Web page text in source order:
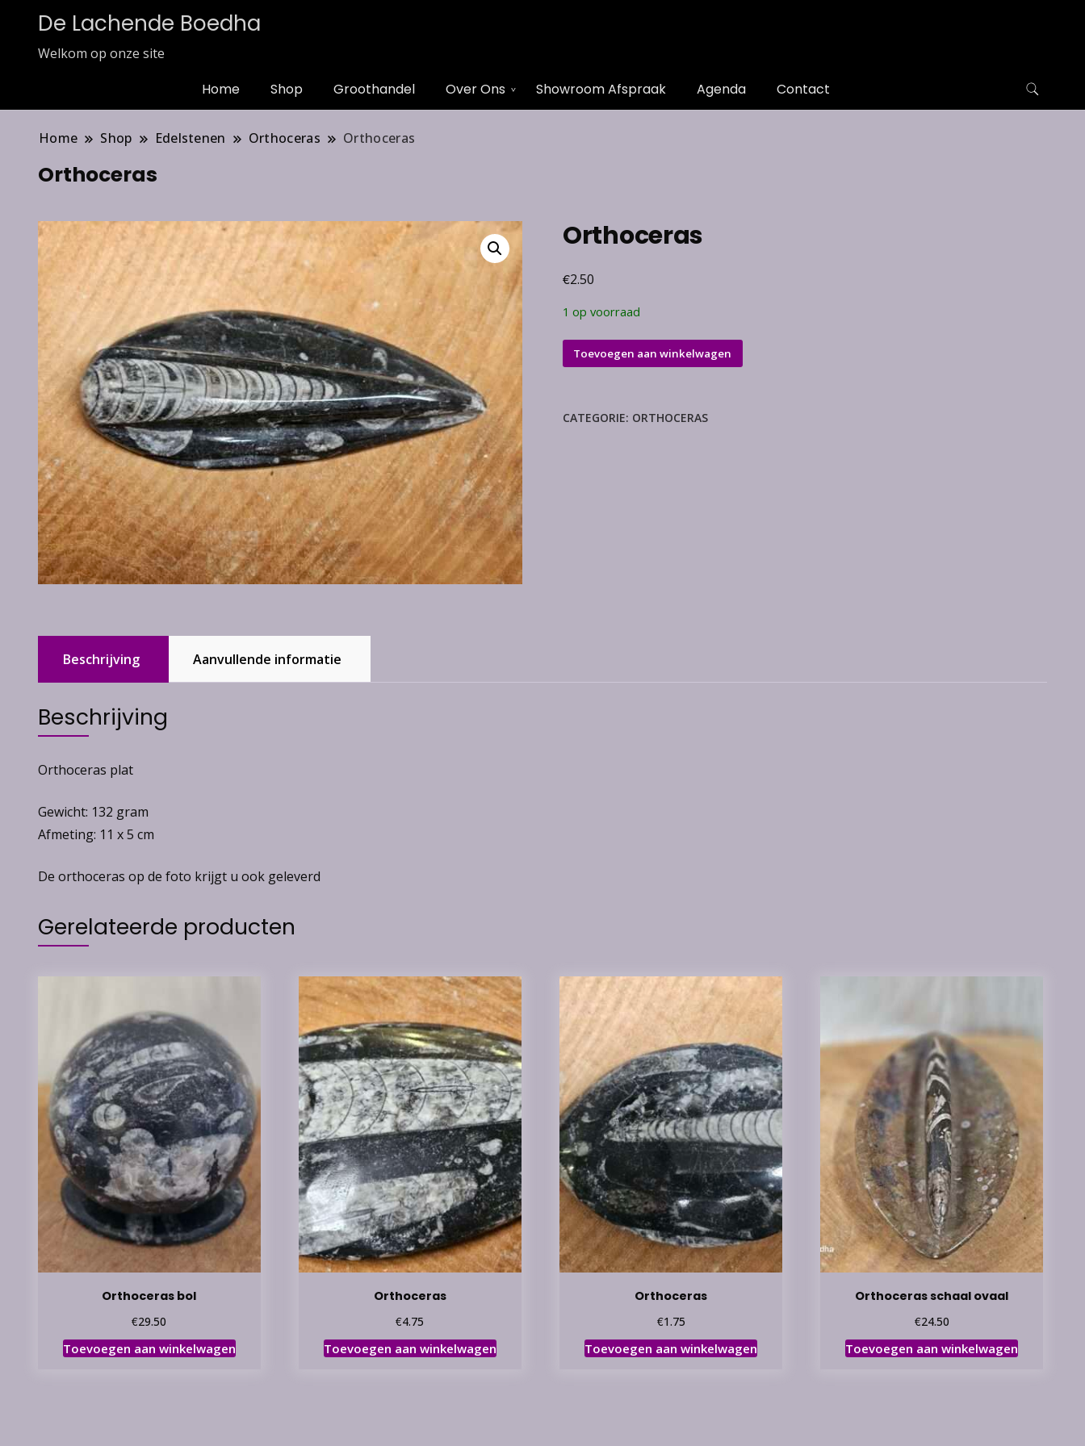
De Lachende Boedha
Welkom op onze site
Home Shop Groothandel Over Ons Showroom Afspraak Agenda Contact
Home Shop Edelstenen Orthoceras Orthoceras
Orthoceras
Orthoceras
€2.50
1 op voorraad
Orthoceras
aantal
Toevoegen aan winkelwagen
CATEGORIE: ORTHOCERAS
Beschrijving Aanvullende informatie
Beschrijving
Orthoceras plat
Gewicht: 132 gram
Afmeting: 11 x 5 cm
De orthoceras op de foto krijgt u ook geleverd
Gerelateerde producten
Orthoceras bol
€29.50
Toevoegen aan winkelwagen
Orthoceras
€4.75
Toevoegen aan winkelwagen
Orthoceras
€1.75
Toevoegen aan winkelwagen
Orthoceras schaal ovaal
€24.50
Toevoegen aan winkelwagen